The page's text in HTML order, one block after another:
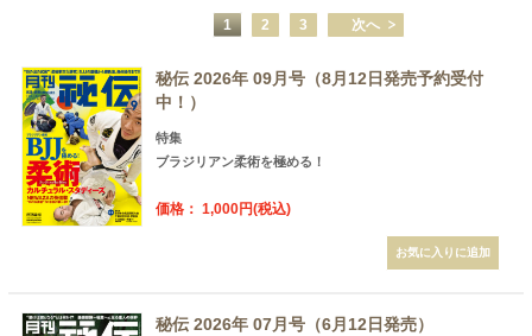
1 2 3 次へ
秘伝 2026年 09月号（8月12日発売予約受付
中！）
特集
ブラジリアン柔術を極める！
価格： 1,000円(税込)
秘伝 2026年 07月号（6月12日発売）